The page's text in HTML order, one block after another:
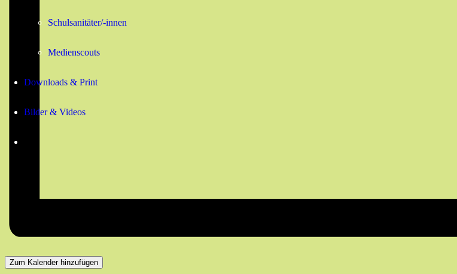
Schulsanitäter/-innen
Medienscouts
Downloads & Print
Bilder & Videos
Zum Kalender hinzufügen